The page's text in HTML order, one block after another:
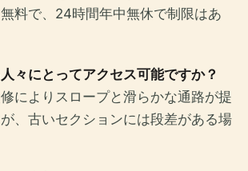
料で、24時間年中無休で制限はあ
々にとってアクセス可能ですか？
によりスロープと滑らかな通路が提
、古いセクションには段差がある場